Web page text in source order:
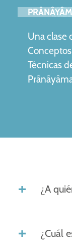
Una clase
Técnicas
¿A
¿Cuál